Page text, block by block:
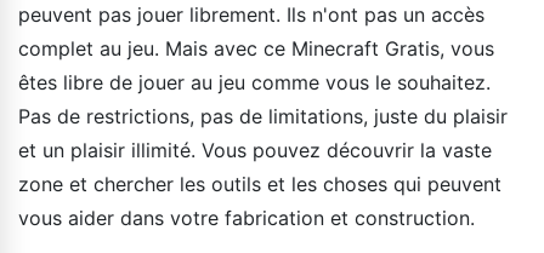
peuvent pas jouer librement. Ils n'ont pas un accès
complet au jeu. Mais avec ce Minecraft Gratis, vous
êtes libre de jouer au jeu comme vous le souhaitez.
Pas de restrictions, pas de limitations, juste du plaisir
et un plaisir illimité. Vous pouvez découvrir la vaste
zone et chercher les outils et les choses qui peuvent
vous aider dans votre fabrication et construction.